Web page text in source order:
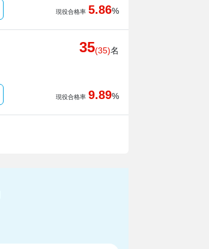
現役合格率 5.86%
35(35)名
現役合格率 9.89%